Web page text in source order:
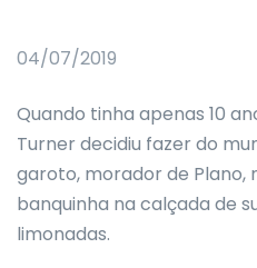
04/07/2019
Quando tinha apenas 10
Turner decidiu fazer do
garoto, morador de Plano,
banquinha na calçada de
limonadas.